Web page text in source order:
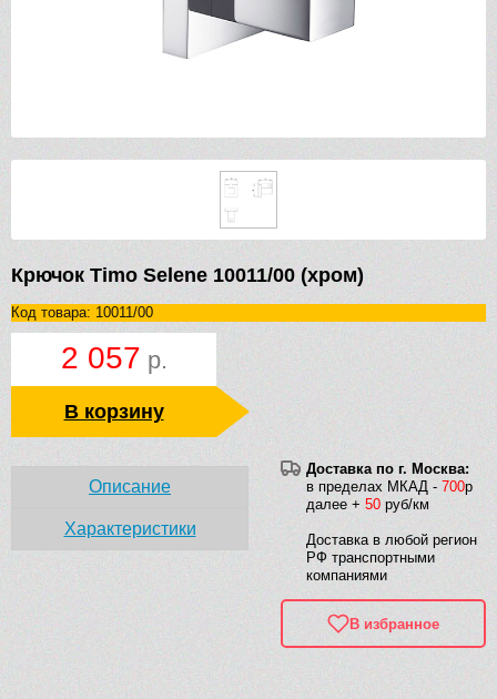
Крючок Timo Selene 10011/00 (хром)
Код товара: 10011/00
2 057 р.
В корзину
Доставка по г. Москва:
в пределах МКАД - 700р
далее + 50 руб/км
Доставка в любой регион
РФ транспортными
компаниями
В избранное
Описание
Характеристики